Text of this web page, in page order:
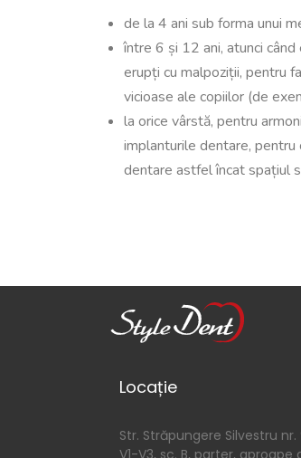
de la 4 ani sub forma unui
între 6 și 12 ani, atunci
erupți cu malpoziții, pentru
vicioase ale copiilor (de
la orice vârstă, pentru
implanturile dentare,
dentare astfel încat spațiul
Locație
Str. Străpungere Silvestru nr.
V1-V3, sc. B, parter, aproape